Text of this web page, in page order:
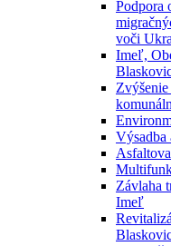
Podpora
voči
Imeľ,
Výsadba
Závlaha
Imeľ